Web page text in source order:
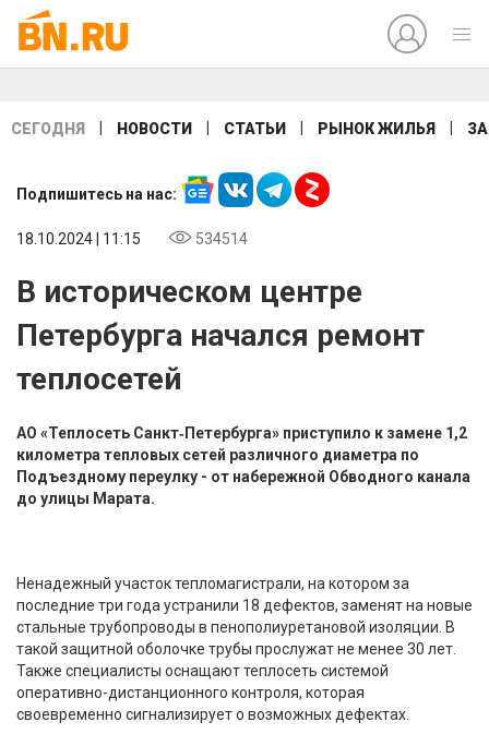
СЕГОДНЯ НОВОСТИ СТАТЬИ РЫНОК ЖИЛЬЯ
Подпишитесь на нас:
18.10.2024 | 11:15 534514
В историческом центре
Петербурга начался ремонт
теплосетей
АО «Теплосеть Санкт‑Петербурга» приступило к замене 1,2
километра тепловых сетей различного диаметра по
Подъездному переулку - от набережной Обводного канала
до улицы Марата.
Ненадежный участок тепломагистрали, на котором за
последние три года устранили 18 дефектов, заменят на новые
стальные трубопроводы в пенополиуретановой изоляции. В
такой защитной оболочке трубы прослужат не менее 30 лет.
Также специалисты оснащают теплосеть системой
оперативно-дистанционного контроля, которая
своевременно сигнализирует о возможных дефектах.